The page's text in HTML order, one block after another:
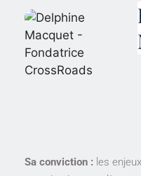
Sa conviction : les